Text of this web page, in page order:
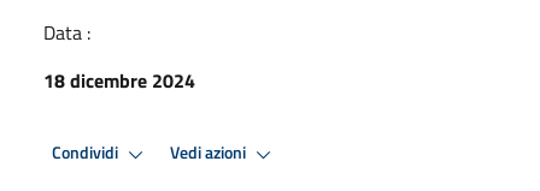
Data :
18 dicembre 2024
Condividi Vedi azioni